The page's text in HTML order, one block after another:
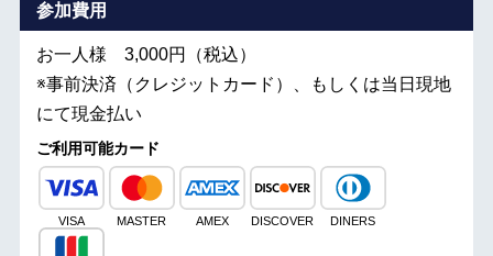
参加費用
お一人様 3,000円（税込）
※事前決済（クレジットカード）、もしくは当日現地
にて現金払い
ご利用可能カード
VISA MASTER AMEX DISCOVER DINERS